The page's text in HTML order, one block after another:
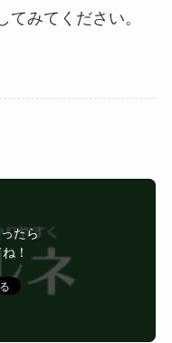
みてください。
たら
！